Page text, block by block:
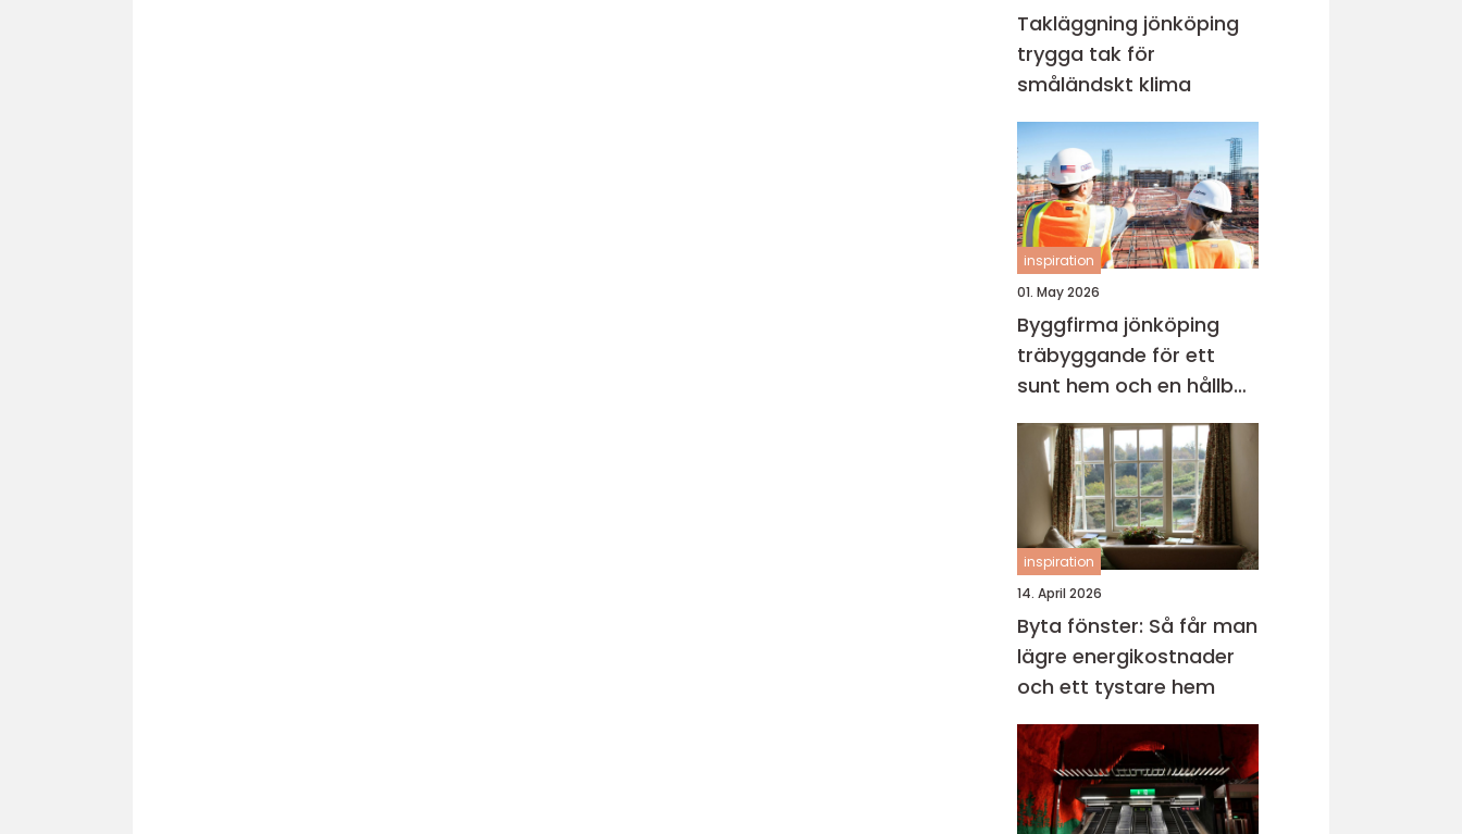
Takläggning jönköping
trygga tak för
småländskt klima
inspiration
01. May 2026
Byggfirma jönköping
träbyggande för ett
sunt hem och en hållbar
framtid
inspiration
14. April 2026
Byta fönster: Så får man
lägre energikostnader
och ett tystare hem